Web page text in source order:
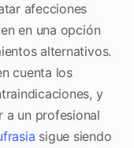
afecciones
en una opción
alternativos.
cuenta los
y
a un profesional
sigue siendo